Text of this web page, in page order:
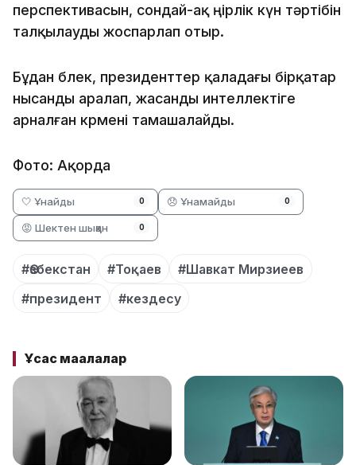
перспективасын, сондай-ақ өңірлік күн тәртібін
талқылауды жоспарлап отыр.
Бұдан бөлек, президенттер қаладағы бірқатар
нысанды аралап, жасанды интеллектіге
арналған көрмені тамашалайды.
Фото: Ақорда
🤍 Ұнайды 0 😞 Ұнамайды 0
😡 Шектен шыққан 0
#Өзбекстан #Тоқаев
#Шавкат Мирзиеев
#президент
#кездесу
Ұқсас мақалалар